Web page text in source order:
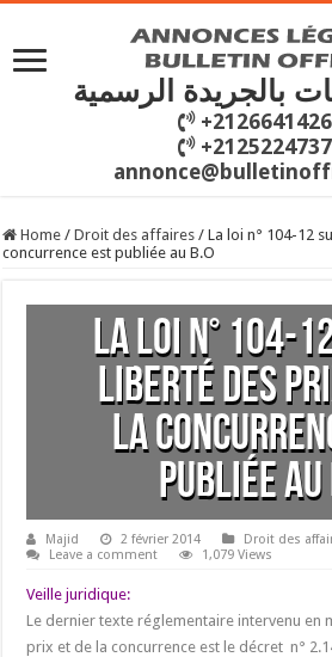
بالجريدة الرسمية
Home / Droit des affaires / La loi n° 104-12
concurrence est publiée au B.O
La loi n° 104-
liberté des
la
publiée au
Majid 2 février 2014
Droit des
Leave a comment
1,079 Views
Veille juridique:
Le dernier texte réglementaire intervenu en
prix et de la concurrence est le décret n°